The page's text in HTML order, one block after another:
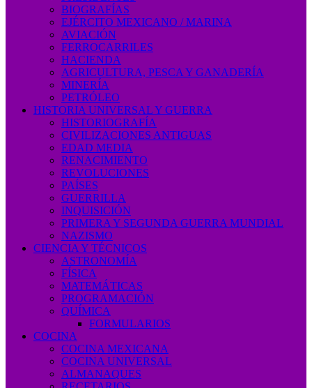
BIOGRAFÍAS
EJÉRCITO MEXICANO / MARINA
AVIACIÓN
FERROCARRILES
HACIENDA
AGRICULTURA, PESCA Y GANADERÍA
MINERÍA
PETRÓLEO
HISTORIA UNIVERSAL Y GUERRA
HISTORIOGRAFÍA
CIVILIZACIONES ANTIGUAS
EDAD MEDIA
RENACIMIENTO
REVOLUCIONES
PAÍSES
GUERRILLA
INQUISICIÓN
PRIMERA Y SEGUNDA GUERRA MUNDIAL
NAZISMO
CIENCIA Y TÉCNICOS
ASTRONOMÍA
FÍSICA
MATEMÁTICAS
PROGRAMACIÓN
QUÍMICA
FORMULARIOS
COCINA
COCINA MEXICANA
COCINA UNIVERSAL
ALMANAQUES